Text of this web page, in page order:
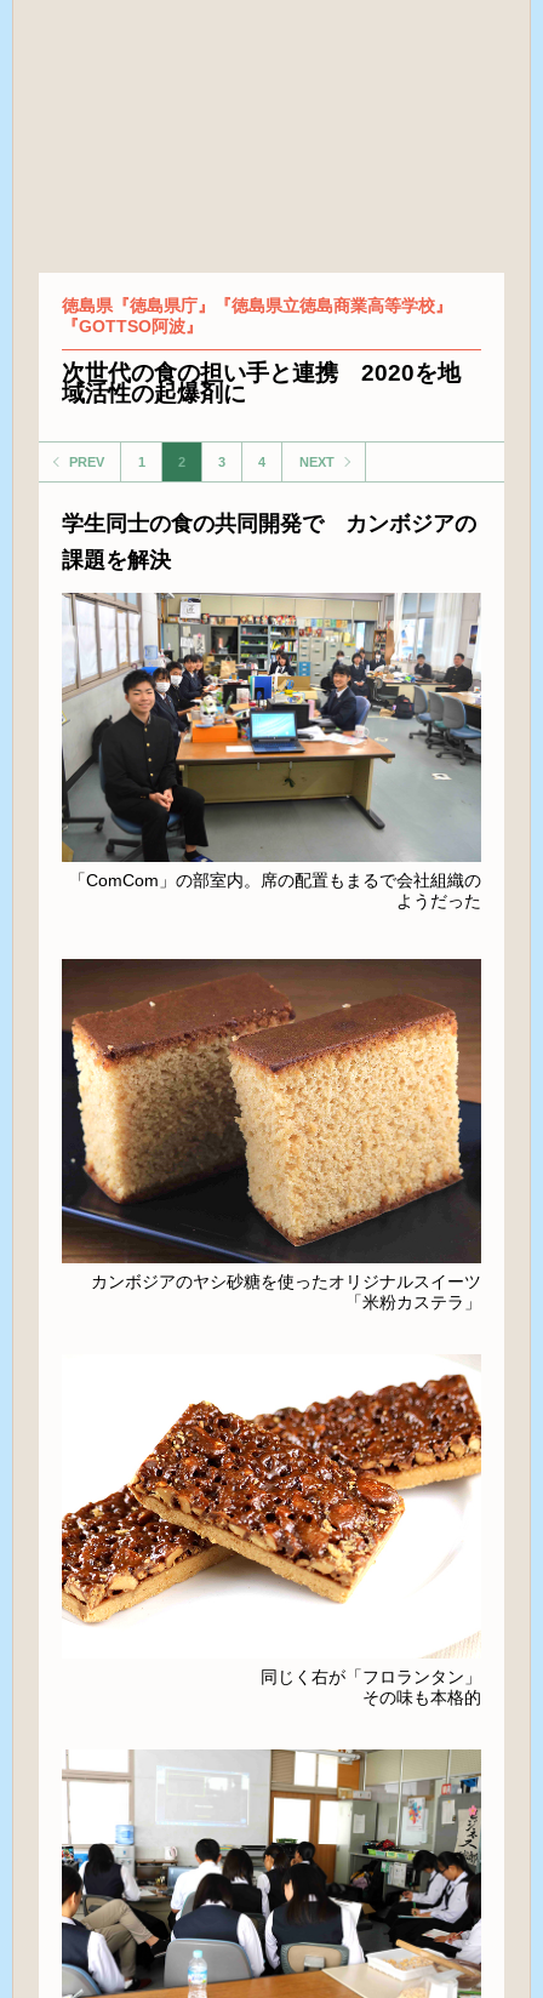
徳島県『徳島県庁』『徳島県立徳島商業高等学校』
『GOTTSO阿波』
次世代の食の担い手と連携 2020を地
域活性の起爆剤に
PREV 1 2 3 4 NEXT
学生同士の食の共同開発で カンボジアの
課題を解決
「ComCom」の部室内。席の配置もまるで会社組織の
ようだった
カンボジアのヤシ砂糖を使ったオリジナルスイーツ
「米粉カステラ」
同じく右が「フロランタン」
その味も本格的